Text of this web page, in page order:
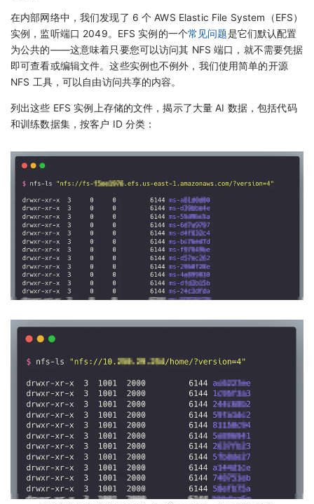
在内部网络中，我们发现了 6 个 AWS Elastic File System（EFS）
实例，监听端口 2049。EFS 实例的一个常见问题是它们默认配置
为公共的——这意味着只要您可以访问其 NFS 端口，就不需要凭据
即可查看或编辑文件。这些实例也不例外，我们使用简单的开源
NFS 工具，可以自由访问共享的内容。
列出这些 EFS 实例上存储的文件，揭示了大量 AI 数据，包括代码
和训练数据集，按客户 ID 分类：